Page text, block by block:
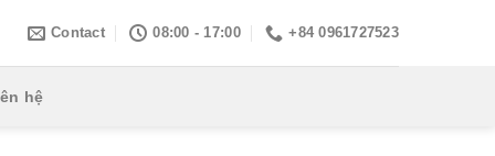
Contact 08:00 - 17:00 +84 0961727523
hệ